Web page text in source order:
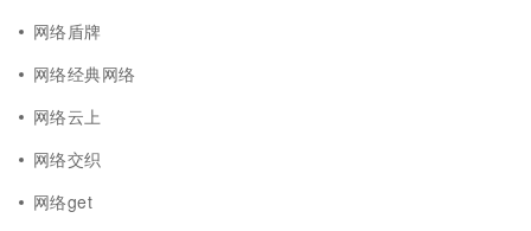
网络盾牌
网络经典网络
网络云上
网络交织
网络get